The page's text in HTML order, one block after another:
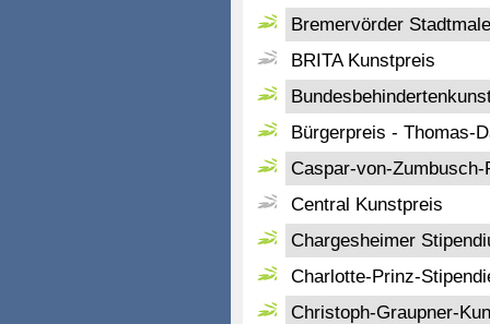
Bremervörder
BRITA Kunstpreis
Bürgerpreis - Thomas-
Caspar-von-Zumbusch-
Central Kunstpreis
Chargesheimer
Charlotte-Prinz-
Christoph-Graupner-